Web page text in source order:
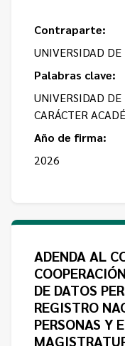
Contraparte:
UNIVERSIDAD DE
Palabras clave:
UNIVERSIDAD DE
CARÁCTER
Año de firma:
2026
ADENDA AL
DE DATOS
REGISTRO
PERSONAS Y